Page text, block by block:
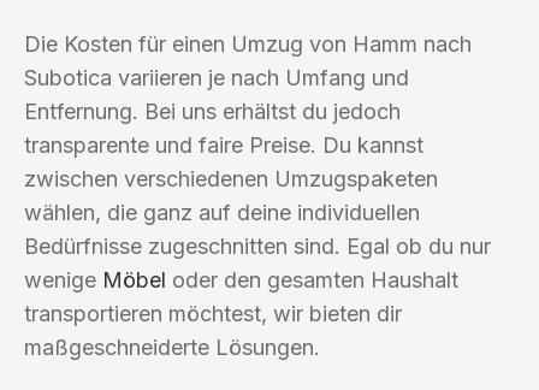
Die Kosten für einen Umzug von Hamm nach
Subotica variieren je nach Umfang und
Entfernung. Bei uns erhältst du jedoch
transparente und faire Preise. Du kannst
zwischen verschiedenen Umzugspaketen
wählen, die ganz auf deine individuellen
Bedürfnisse zugeschnitten sind. Egal ob du nur
wenige Möbel oder den gesamten Haushalt
transportieren möchtest, wir bieten dir
maßgeschneiderte Lösungen.